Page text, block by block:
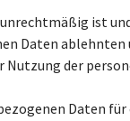
ist
Daten ablehnten
Nutzung der
Daten für